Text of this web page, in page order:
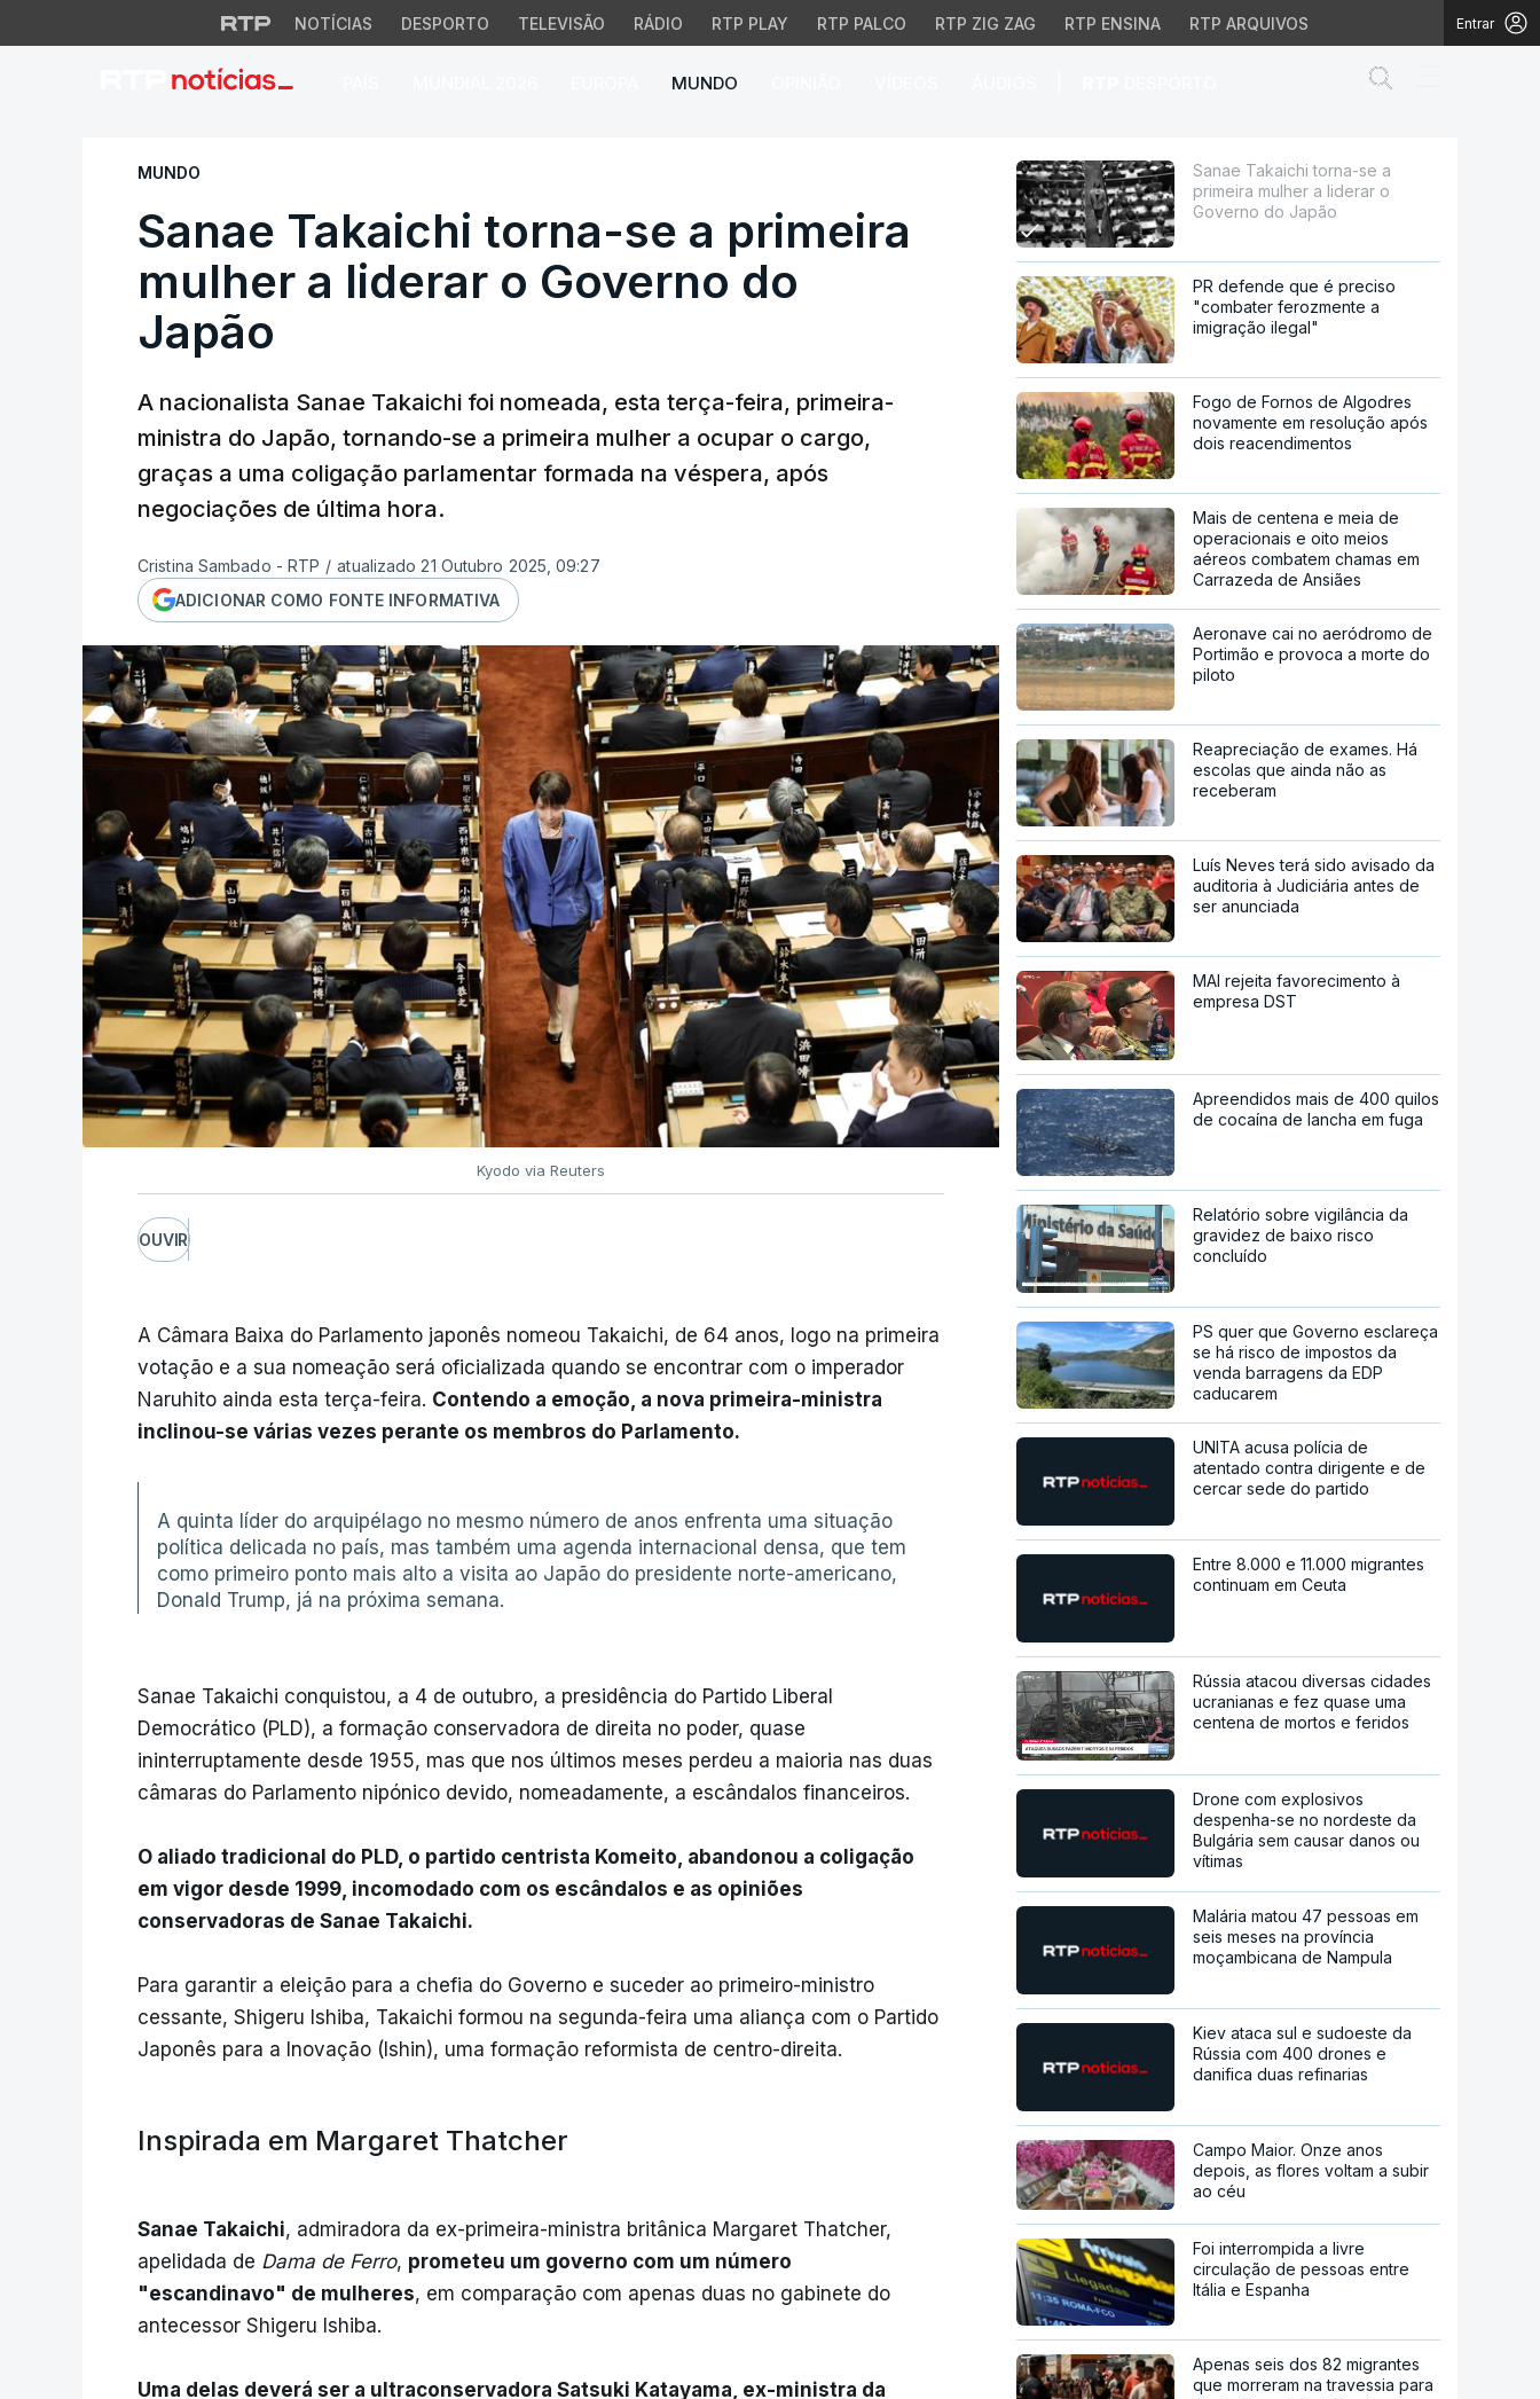
NOTÍCIAS DESPORTO TELEVISÃO RÁDIO RTP PLAY RTP PALCO RTP ZIG ZAG RTP ENSINA RTP ARQUIVOS Entrar
MUNDO
Sanae Takaichi torna-se a primeira mulher a liderar o Governo do
MUNDO
Sanae Takaichi torna-se a primeira
mulher a liderar o Governo do
Japão
A nacionalista Sanae Takaichi foi nomeada, esta terça-feira, primeira-
ministra do Japão, tornando-se a primeira mulher a ocupar o cargo,
graças a uma coligação parlamentar formada na véspera, após
negociações de última hora.
Cristina Sambado - RTP / atualizado 21 Outubro 2025, 09:27
ADICIONAR COMO FONTE INFORMATIVA
Kyodo via Reuters
OUVIR
A Câmara Baixa do Parlamento japonês nomeou Takaichi, de 64 anos, logo na primeira
votação e a sua nomeação será oficializada quando se encontrar com o imperador
Naruhito ainda esta terça-feira. Contendo a emoção, a nova primeira-ministra
inclinou-se várias vezes perante os membros do Parlamento.
A quinta líder do arquipélago no mesmo número de anos enfrenta uma situação
política delicada no país, mas também uma agenda internacional densa, que tem
como primeiro ponto mais alto a visita ao Japão do presidente norte-americano,
Donald Trump, já na próxima semana.
Sanae Takaichi conquistou, a 4 de outubro, a presidência do Partido Liberal
Democrático (PLD), a formação conservadora de direita no poder, quase
ininterruptamente desde 1955, mas que nos últimos meses perdeu a maioria nas duas
câmaras do Parlamento nipónico devido, nomeadamente, a escândalos financeiros.
O aliado tradicional do PLD, o partido centrista Komeito, abandonou a coligação
em vigor desde 1999, incomodado com os escândalos e as opiniões
conservadoras de Sanae Takaichi.
Para garantir a eleição para a chefia do Governo e suceder ao primeiro-ministro
cessante, Shigeru Ishiba, Takaichi formou na segunda-feira uma aliança com o Partido
Japonês para a Inovação (Ishin), uma formação reformista de centro-direita.
Inspirada em Margaret Thatcher
Sanae Takaichi, admiradora da ex-primeira-ministra britânica Margaret Thatcher,
apelidada de Dama de Ferro, prometeu um governo com um número
"escandinavo" de mulheres, em comparação com apenas duas no gabinete do
antecessor Shigeru Ishiba.
Uma delas deverá ser a ultraconservadora Satsuki Katayama, ex-ministra da
Sanae Takaichi torna-se a
primeira mulher a liderar o
Governo do Japão
PR defende que é preciso
"combater ferozmente a
imigração ilegal"
Fogo de Fornos de Algodres
novamente em resolução após
dois reacendimentos
Mais de centena e meia de
operacionais e oito meios
aéreos combatem chamas em
Carrazeda de Ansiães
Aeronave cai no aeródromo de
Portimão e provoca a morte do
piloto
Reapreciação de exames. Há
escolas que ainda não as
receberam
Luís Neves terá sido avisado da
auditoria à Judiciária antes de
ser anunciada
MAI rejeita favorecimento à
empresa DST
Apreendidos mais de 400 quilos
de cocaína de lancha em fuga
Relatório sobre vigilância da
gravidez de baixo risco
concluído
PS quer que Governo esclareça
se há risco de impostos da
venda barragens da EDP
caducarem
UNITA acusa polícia de
atentado contra dirigente e de
cercar sede do partido
Entre 8.000 e 11.000 migrantes
continuam em Ceuta
Rússia atacou diversas cidades
ucranianas e fez quase uma
centena de mortos e feridos
Drone com explosivos
despenha-se no nordeste da
Bulgária sem causar danos ou
vítimas
Malária matou 47 pessoas em
seis meses na província
moçambicana de Nampula
Kiev ataca sul e sudoeste da
Rússia com 400 drones e
danifica duas refinarias
Campo Maior. Onze anos
depois, as flores voltam a subir
ao céu
Foi interrompida a livre
circulação de pessoas entre
Itália e Espanha
Apenas seis dos 82 migrantes
que morreram na travessia para